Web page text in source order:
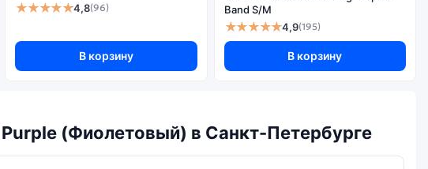
★★★★★4,8(96)
В корзину
Band S/M
★★★★★4,9(195)
В корзину
(Фиолетовый) в Санкт-Петербурге